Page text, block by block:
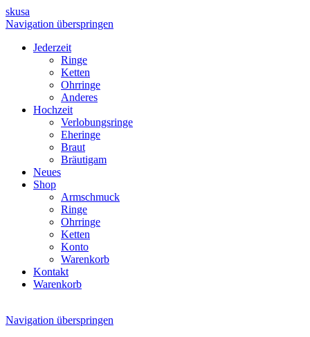
skusa
Navigation überspringen
Jederzeit
Ringe
Ketten
Ohrringe
Anderes
Hochzeit
Verlobungsringe
Eheringe
Braut
Bräutigam
Neues
Shop
Armschmuck
Ringe
Ohrringe
Ketten
Konto
Warenkorb
Kontakt
Warenkorb
Navigation überspringen